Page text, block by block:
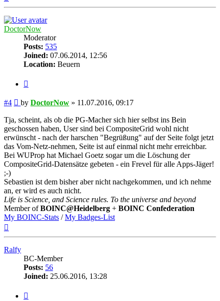
DoctorNow
Moderator
Posts: 535
Joined: 07.06.2014, 12:56
Location: Beuern
#4 Post
by DoctorNow » 11.07.2016, 09:17
Tja, scheint, als ob die PG-Macher sich hier selbst ins Bein
geschossen haben, User sind bei CompositeGrid wohl nicht
erwünscht - nach der harschen "Begrüßung" auf der Seite folgt jetzt
das Vom-Netz-nehmen, Seite ist auf einmal nicht mehr erreichbar.
Bei WUProp hat Michael Goetz sogar um die Löschung der
CompositeGrid-Datensätze gebeten - ein Frevel für alle Apps-Jäger!
;-)
Sebastien ist dem bisher aber nicht nachgekommen, und ich nehme
an, er wird es auch nicht.
Life is Science, and Science rules. To the universe and beyond
Member ofBOINC@Heidelberg + BOINC Confederation
My BOINC-Stats /My Badges-List
Ralfy
BC-Member
Posts: 56
Joined: 25.06.2016, 13:28